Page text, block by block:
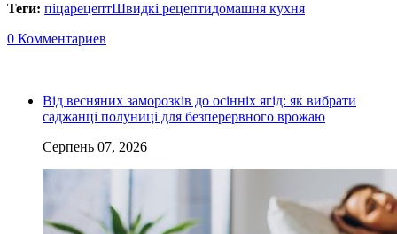
Теги: піцарецептШвидкі рецептидомашня кухня
0 Комментариев
Від весняних заморозків до осінніх ягід: як вибрати
саджанці полуниці для безперервного врожаю
Серпень 07, 2026